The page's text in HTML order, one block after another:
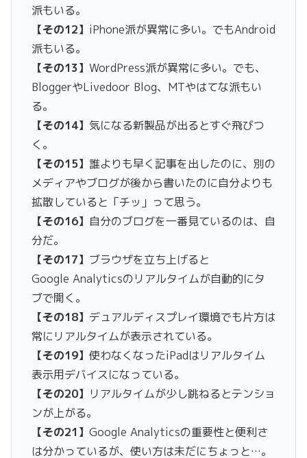
派もいる。
【その12】 iPhone派が異常に多い。でもAndroid
派もいる。
【その13】 WordPress派が異常に多い。でも、
BloggerやLivedoor Blog、MTやはてな派もい
る。
【その14】 気になる新製品が出るとすぐ飛びつ
く。
【その15】 誰よりも早く記事を出したのに、別の
メディアやブログが後から書いたのに自分よりも
拡散していると「チッ」って思う。
【その16】 自分のブログを一番見ているのは、自
分だ。
【その17】 ブラウザを立ち上げると
Google Analyticsのリアルタイムが自動的にタ
ブで開く。
【その18】 デュアルディスプレイ環境でも片方は
常にリアルタイムが表示されている。
【その19】 使わなくなったiPadはリアルタイム
表示用デバイスになっている。
【その20】 リアルタイムが少し跳ねるとテンショ
ンが上がる。
【その21】 Google Analyticsの重要性と便利さ
は分かっているが、使い方は未だにちょっと…。